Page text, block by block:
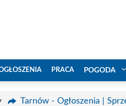
PRACA POGODA
Tarnów - Ogłoszenia |